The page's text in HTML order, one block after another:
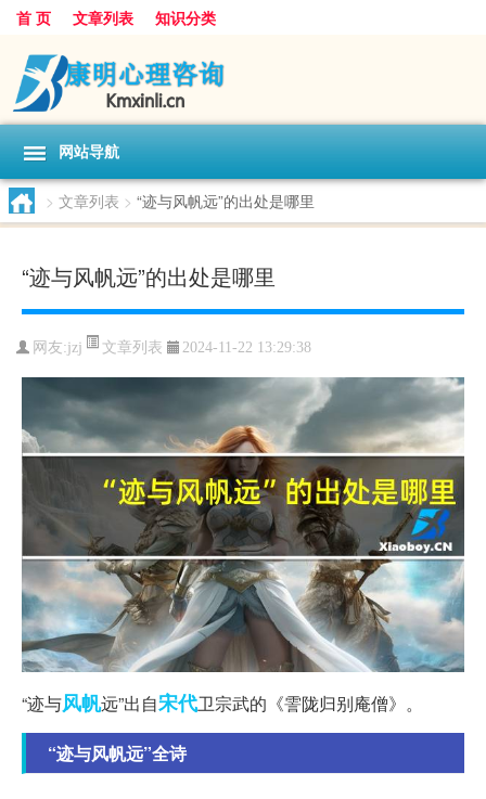
首 页 文章列表 知识分类
网站导航
> 文章列表 > “迹与风帆远”的出处是哪里
“迹与风帆远”的出处是哪里
网友:jzj 文章列表 2024-11-22 13:29:38
“迹与风帆远”出自宋代卫宗武的《霅陇归别庵僧》。
“迹与风帆远”全诗